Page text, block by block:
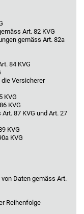
Art. 82 KVG
gemäss Art. 82a
84 KVG
Versicherer
KVG
KVG
87 KVG und Art. 27
KVG
KVG
Daten gemäss Art.
Reihenfolge